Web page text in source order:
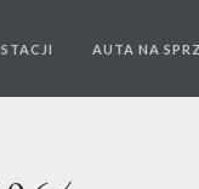
AUTA NA